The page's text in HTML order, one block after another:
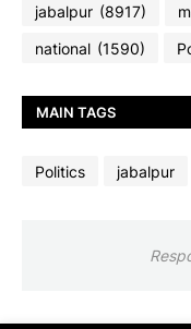
jabalpur (8917)
national (1590)
MAIN TAGS
Politics jabalpur